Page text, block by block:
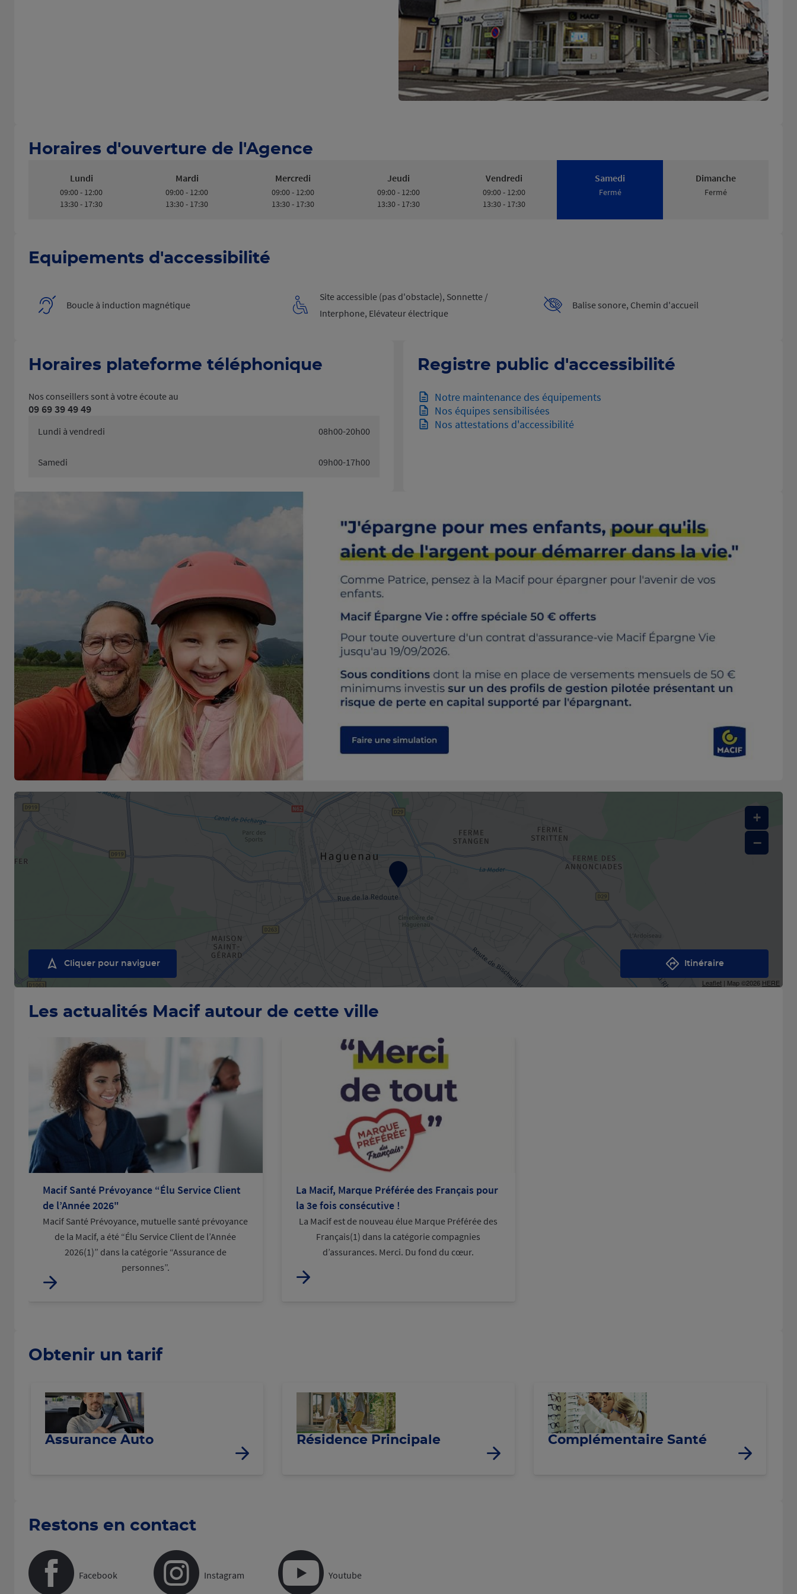
Horaires d'ouverture de l'Agence
Lundi
09:00 - 12:00
13:30 - 17:30
Mardi
09:00 - 12:00
13:30 - 17:30
Mercredi
09:00 - 12:00
13:30 - 17:30
Jeudi
09:00 - 12:00
13:30 - 17:30
Vendredi
09:00 - 12:00
13:30 - 17:30
Samedi
Fermé
Dimanche
Fermé
Equipements d'accessibilité
Boucle à induction magnétique
Site accessible (pas d'obstacle), Sonnette /
Interphone, Elévateur électrique
Balise sonore, Chemin d'accueil
Horaires plateforme téléphonique
Nos conseillers sont à votre écoute au
09 69 39 49 49
Lundi à vendredi 08h00-20h00
Samedi 09h00-17h00
Registre public d'accessibilité
Notre maintenance des équipements
Nos équipes sensibilisées
Nos attestations d'accessibilité
+
−
Leaflet | Map ©2026 HERE
Cliquer pour naviguer Itinéraire
Les actualités Macif autour de cette ville
Macif Santé Prévoyance “Élu Service Client
de l’Année 2026"
Macif Santé Prévoyance, mutuelle santé prévoyance
de la Macif, a été “Élu Service Client de l’Année
2026(1)” dans la catégorie “Assurance de
personnes”.
La Macif, Marque Préférée des Français pour
la 3e fois consécutive !
La Macif est de nouveau élue Marque Préférée des
Français(1) dans la catégorie compagnies
d’assurances. Merci. Du fond du cœur.
Obtenir un tarif
Assurance Auto Résidence Principale Complémentaire Santé
Restons en contact
Facebook Instagram Youtube